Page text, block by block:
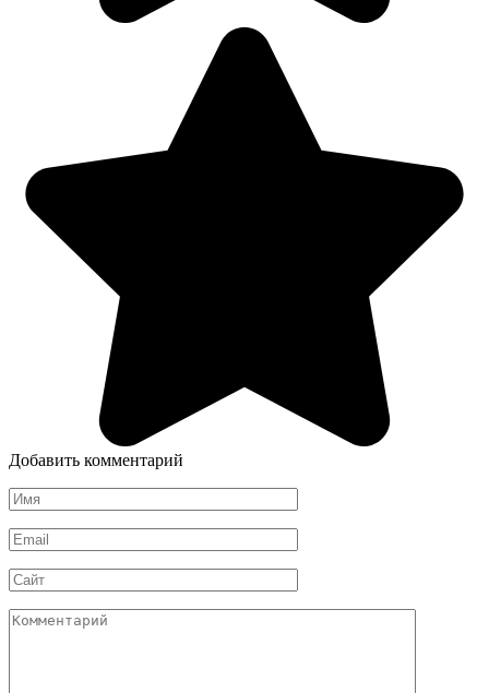
Добавить комментарий
Имя
*
Email
*
Сайт
Комментарий